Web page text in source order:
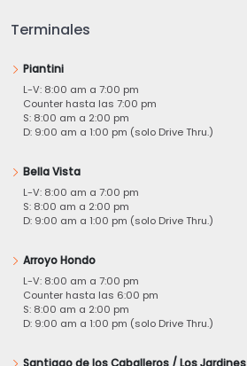
Terminales
Piantini
L-V: 8:00 am a 7:00 pm
Counter hasta las 7:00 pm
S: 8:00 am a 2:00 pm
D: 9:00 am a 1:00 pm (solo Drive Thru.)
Bella Vista
L-V: 8:00 am a 7:00 pm
S: 8:00 am a 2:00 pm
D: 9:00 am a 1:00 pm (solo Drive Thru.)
Arroyo Hondo
L-V: 8:00 am a 7:00 pm
Counter hasta las 6:00 pm
S: 8:00 am a 2:00 pm
D: 9:00 am a 1:00 pm (solo Drive Thru.)
Santiago de los Caballeros / Los Jardines